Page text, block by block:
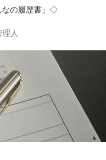
の履歴書』◇
理人